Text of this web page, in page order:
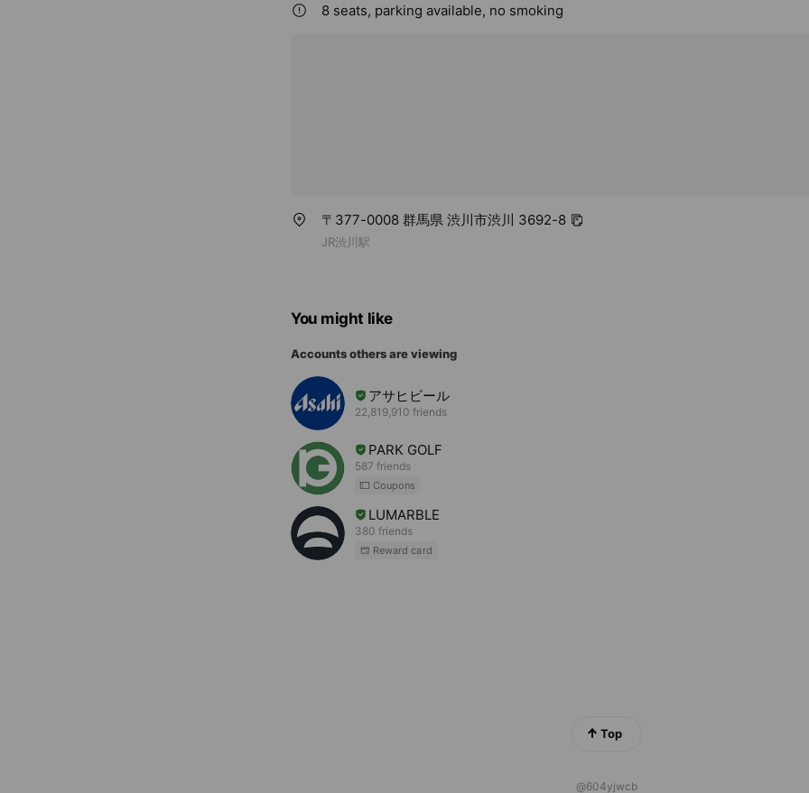
8 seats, parking available, no smoking
〒377-0008 群馬県 渋川市渋川 3692-8
JR渋川駅
You might like
Accounts others are viewing
アサヒビール
22,819,910 friends
PARK GOLF
587 friends
Coupons
LUMARBLE
380 friends
Reward card
Top
@604yjwcb